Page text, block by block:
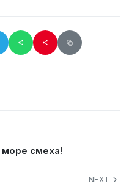
море смеха!
NEXT